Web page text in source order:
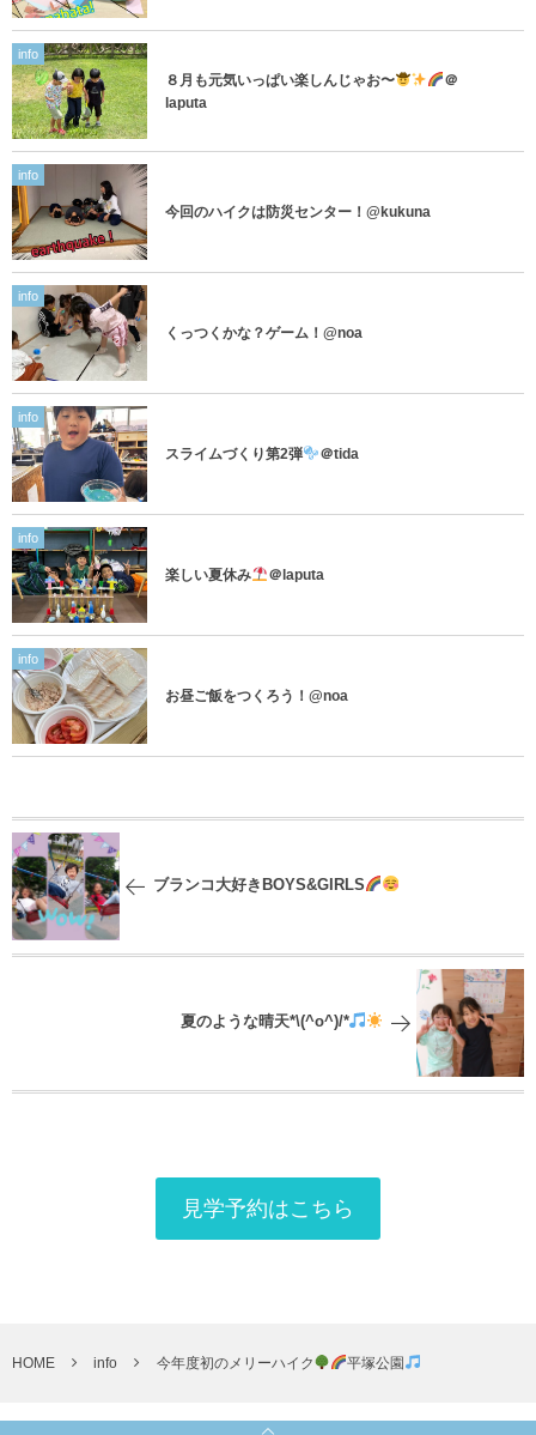
info
８月も元気いっぱい楽しんじゃお〜
＠
laputa
info
今回のハイクは防災センター！@kukuna
info
くっつくかな？ゲーム！@noa
info
スライムづくり第2弾 ＠tida
info
楽しい夏休み ＠laputa
info
お昼ご飯をつくろう！@noa
ブランコ大好きBOYS&GIRLS
夏のような晴天*\(^o^)/*
見学予約はこちら
HOME info 今年度初のメリーハイク 平塚公園